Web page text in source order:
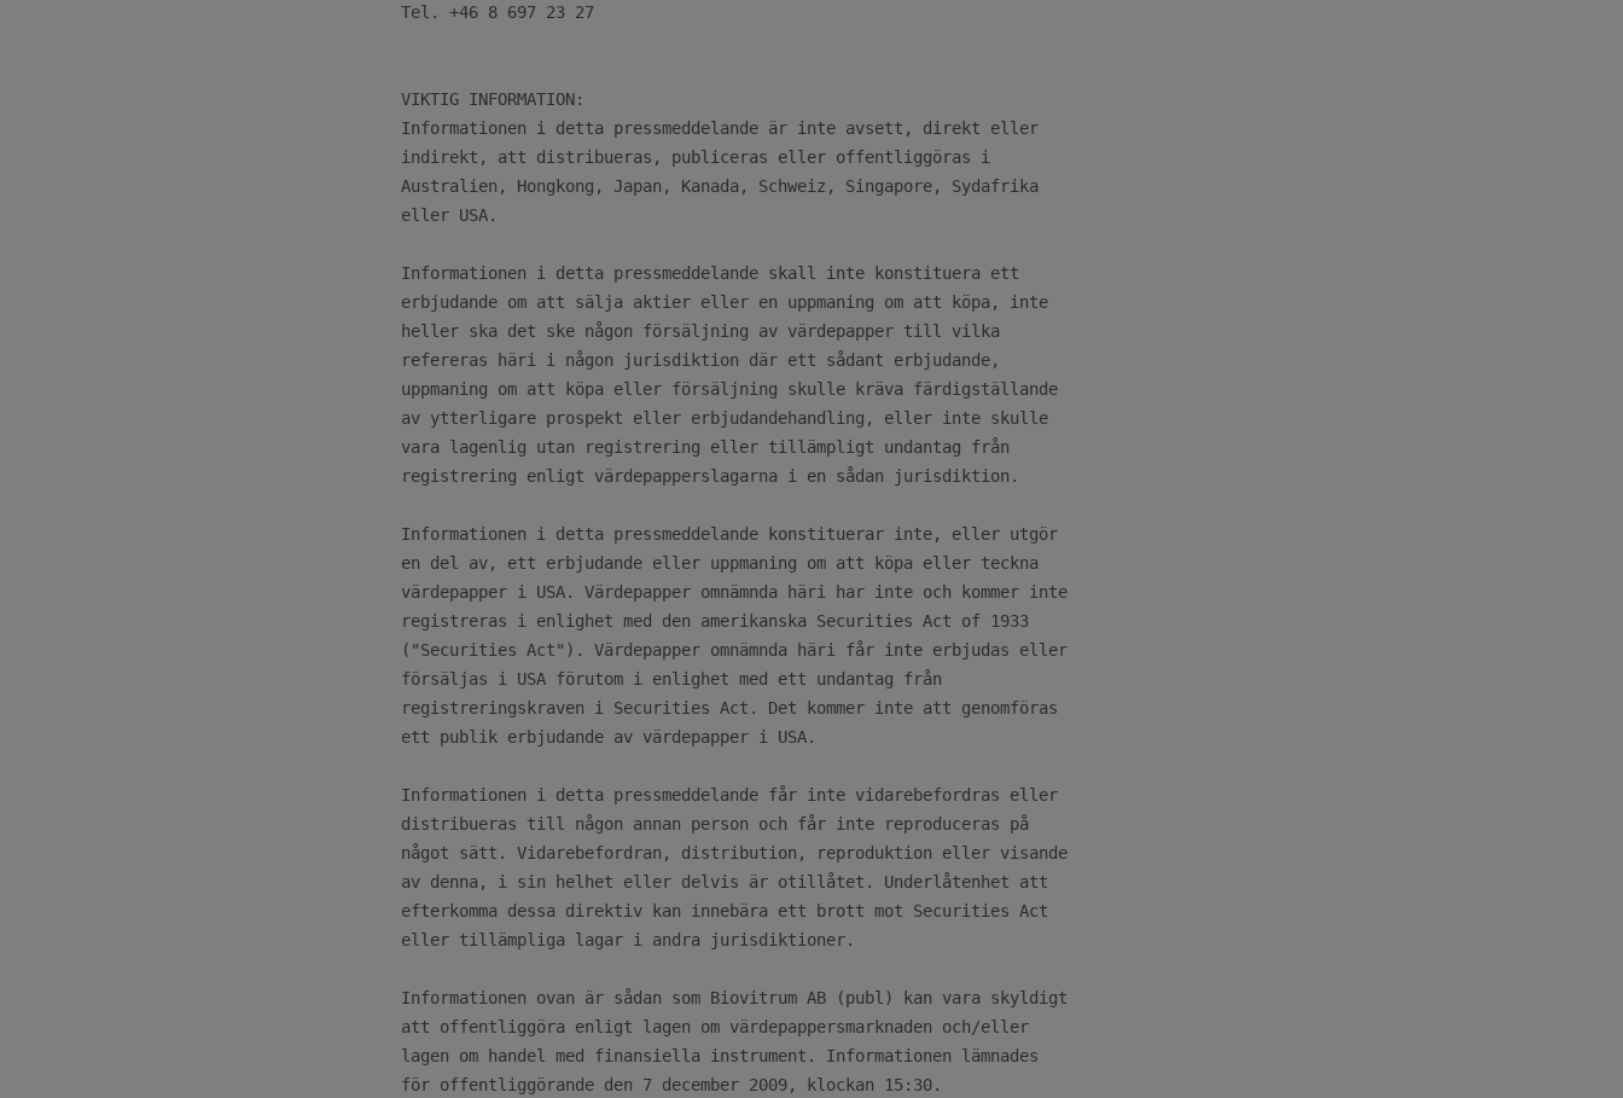
Tel. +46 8 697 23 27
VIKTIG INFORMATION:
Informationen i detta pressmeddelande är inte avsett, direkt eller
indirekt, att distribueras, publiceras eller offentliggöras i
Australien, Hongkong, Japan, Kanada, Schweiz, Singapore, Sydafrika
eller USA.
Informationen i detta pressmeddelande skall inte konstituera ett
erbjudande om att sälja aktier eller en uppmaning om att köpa, inte
heller ska det ske någon försäljning av värdepapper till vilka
refereras häri i någon jurisdiktion där ett sådant erbjudande,
uppmaning om att köpa eller försäljning skulle kräva färdigställande
av ytterligare prospekt eller erbjudandehandling, eller inte skulle
vara lagenlig utan registrering eller tillämpligt undantag från
registrering enligt värdepapperslagarna i en sådan jurisdiktion.
Informationen i detta pressmeddelande konstituerar inte, eller utgör
en del av, ett erbjudande eller uppmaning om att köpa eller teckna
värdepapper i USA. Värdepapper omnämnda häri har inte och kommer inte
registreras i enlighet med den amerikanska Securities Act of 1933
("Securities Act"). Värdepapper omnämnda häri får inte erbjudas eller
försäljas i USA förutom i enlighet med ett undantag från
registreringskraven i Securities Act. Det kommer inte att genomföras
ett publik erbjudande av värdepapper i USA.
Informationen i detta pressmeddelande får inte vidarebefordras eller
distribueras till någon annan person och får inte reproduceras på
något sätt. Vidarebefordran, distribution, reproduktion eller visande
av denna, i sin helhet eller delvis är otillåtet. Underlåtenhet att
efterkomma dessa direktiv kan innebära ett brott mot Securities Act
eller tillämpliga lagar i andra jurisdiktioner.
Informationen ovan är sådan som Biovitrum AB (publ) kan vara skyldigt
att offentliggöra enligt lagen om värdepappersmarknaden och/eller
lagen om handel med finansiella instrument. Informationen lämnades
för offentliggörande den 7 december 2009, klockan 15:30.